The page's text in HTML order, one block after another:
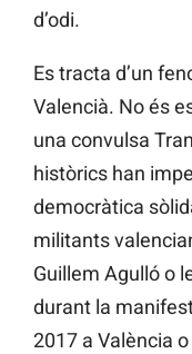
d’odi.
Es tracta d’un
Valencià. No és
una convulsa
històrics han
democràtica
militants
Guillem Agulló o
durant la
2017 a València